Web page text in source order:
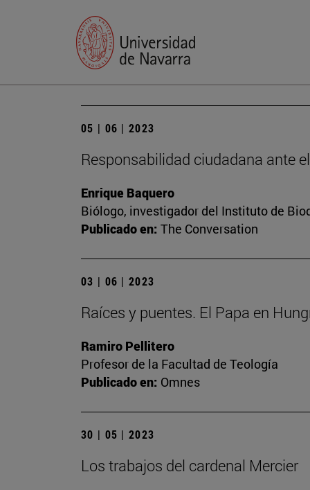
05 | 06 | 2023
Responsabilidad ciudadana ante
Enrique Baquero
Biólogo, investigador del Instituto de
Publicado en: The Conversation
03 | 06 | 2023
Raíces y puentes. El Papa en
Ramiro Pellitero
Profesor de la Facultad de Teología
Publicado en: Omnes
30 | 05 | 2023
Los trabajos del cardenal Mercier